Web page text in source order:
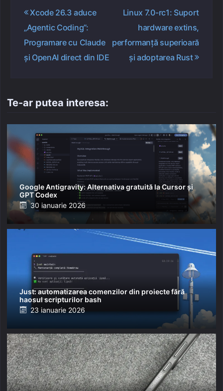
Navigare
articole
Xcode 26.3 aduce
„Agentic Coding”:
Programare cu Claude
și OpenAI direct din IDE
Linux 7.0-rc1: Suport
hardware extins,
performanță superioară
și adoptarea Rust
Te-ar putea interesa:
Google Antigravity: Alternativa gratuită la Cursor și
GPT Codex
Posted
30 ianuarie 2026
Just: automatizarea comenzilor din proiecte fără
haosul scripturilor bash
Posted
23 ianuarie 2026